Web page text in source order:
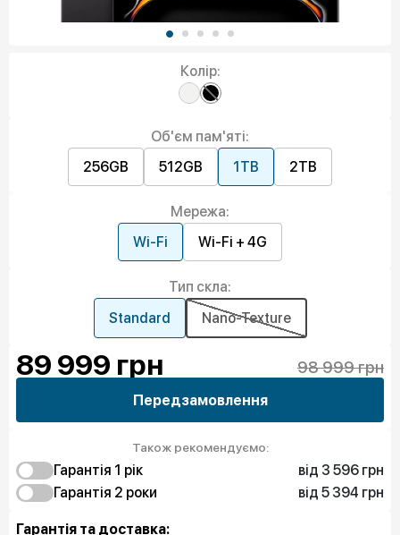
Колір:
Об'єм пам'яті:
256GB
512GB 1TB 2TB
Мережа:
Wi-Fi
Wi-Fi + 4G
Тип скла:
Standard
Nano-Texture
89 999 грн 98 999 грн
Передзамовлення
Також рекомендуємо:
Гарантія 1 рiк
від 3 596 грн
Захист від браку
3 596 грн
Гарантія 2 роки
від 5 394 грн
Гарантія та доставка: